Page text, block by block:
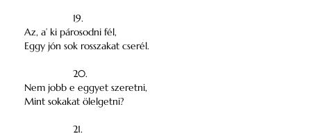
19.
Az, a’ ki párosodni fél,
Eggy jón sok rosszakat cserél.
20.
Nem jobb e eggyet szeretni,
Mint sokakat ölelgetni?
21.